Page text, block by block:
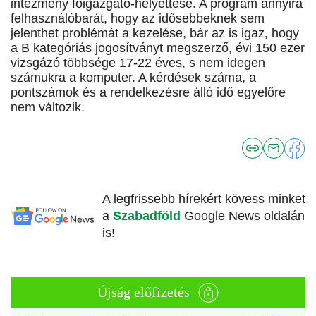
intézmény főigazgató-helyettese. A program annyira
felhasználóbarát, hogy az idősebbeknek sem
jelenthet problémát a kezelése, bár az is igaz, hogy
a B kategóriás jogosítványt megszerző, évi 150 ezer
vizsgázó többsége 17-22 éves, s nem idegen
számukra a komputer. A kérdések száma, a
pontszámok és a rendelkezésre álló idő egyelőre
nem változik.
A legfrissebb hírekért kövess minket
a Szabadföld Google News oldalán
is!
Újság előfizetés